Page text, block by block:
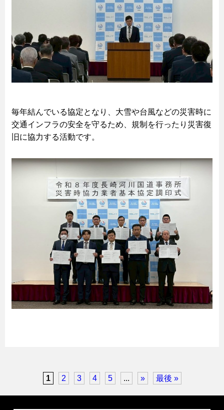
毎年結んでいる協定となり、大雪や台風などの災害時に
交通インフラの安全を守るため、規制を行ったり災害復
旧に協力する活動です。
1 2 3 4 5 ... » 最後 »